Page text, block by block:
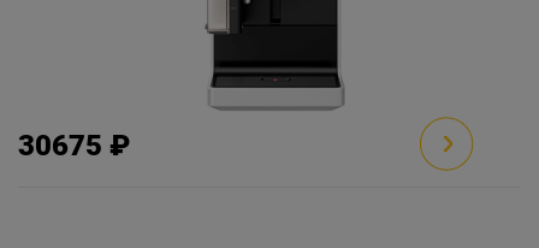
30675 ₽